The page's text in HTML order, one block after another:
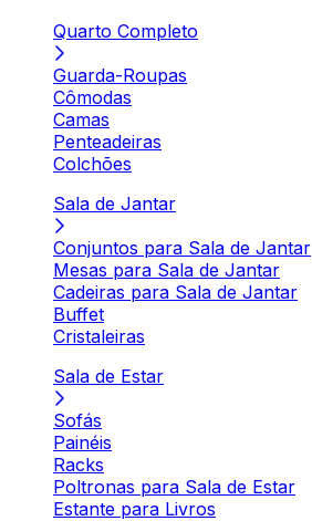
Quarto Completo
Guarda-Roupas
Cômodas
Camas
Penteadeiras
Colchões
Sala de Jantar
Conjuntos para Sala de Jantar
Mesas para Sala de Jantar
Cadeiras para Sala de Jantar
Buffet
Cristaleiras
Sala de Estar
Sofás
Painéis
Racks
Poltronas para Sala de Estar
Estante para Livros